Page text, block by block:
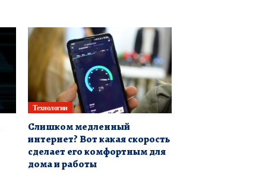
Технологии
Слишком медленный
интернет? Вот какая скорость
сделает его комфортным для
дома и работы